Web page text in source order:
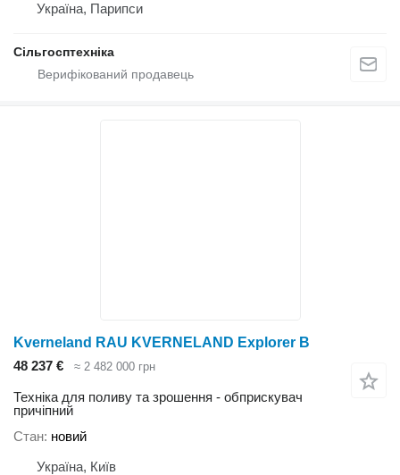
Україна, Парипси
Сільгосптехніка
Kverneland RAU KVERNELAND Explorer B
48 237 €
≈ 2 482 000 грн
Техніка для поливу та зрошення - обприскувач
причіпний
Стан новий
Україна, Київ